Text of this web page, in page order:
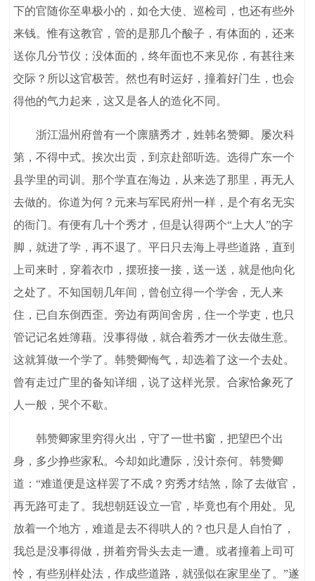
下的官随你至卑极小的，如仓大使、巡检司，也还有些外
来钱。惟有这教官，管的是那几个酸子，有体面的，还来
送你几分节仪；没体面的，终年面也不来见你，有甚往来
交际？所以这官极苦。然也有时运好，撞着好门生，也会
得他的气力起来，这又是各人的造化不同。
浙江温州府曾有一个廪膳秀才，姓韩名赞卿。屡次科
第，不得中式。挨次出贡，到京赴部听选。选得广东一个
县学里的司训。那个学直在海边，从来选了那里，再无人
去做的。你道为何？元来与军民府州一样，是个有名无实
的衙门。有便有几十个秀才，但是认得两个“上大人”的字
脚，就进了学，再不退了。平日只去海上寻些道路，直到
上司来时，穿着衣巾，摆班接一接，送一送，就是他向化
之处了。不知国朝几年间，曾创立得一个学舍，无人来
住，已自东倒西歪。旁边有两间舍房，住一个学吏，也只
管记记名姓簿藉。没事得做，就合着秀才一伙去做生意。
这就算做一个学了。韩赞卿悔气，却选着了这一个去处。
曾有走过广里的备知详细，说了这样光景。合家恰象死了
人一般，哭个不歇。
韩赞卿家里穷得火出，守了一世书窗，把望巴个出
身，多少挣些家私。今却如此遭际，没计奈何。韩赞卿
道：“难道便是这样罢了不成？穷秀才结煞，除了去做官，
再无路可走了。我想朝廷设立一官，毕竟也有个用处。见
放着一个地方，难道是去不得哄人的？也只是人自怕了，
我总是没事得做，拼着穷骨头去走一遭。或者撞着上司可
怜，有些别样处法，作成些道路，就强似在家里坐了。”遂